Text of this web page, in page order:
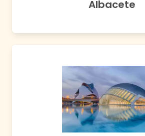
Albacete